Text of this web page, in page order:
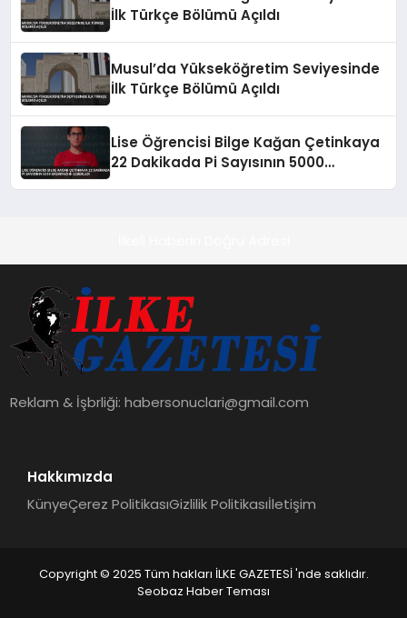
İlk Türkçe Bölümü Açıldı
Musul’da Yükseköğretim Seviyesinde
İlk Türkçe Bölümü Açıldı
Lise Öğrencisi Bilge Kağan Çetinkaya
22 Dakikada Pi Sayısının 5000
Reklam & İşbrliği:habersonuclari@gmail.com
Hakkımızda
KünyeÇerez PolitikasıGizlilik Politikasıİletişim
Copyright © 2025 Tüm hakları İLKE GAZETESİ 'nde saklıdır.
Seobaz Haber Teması